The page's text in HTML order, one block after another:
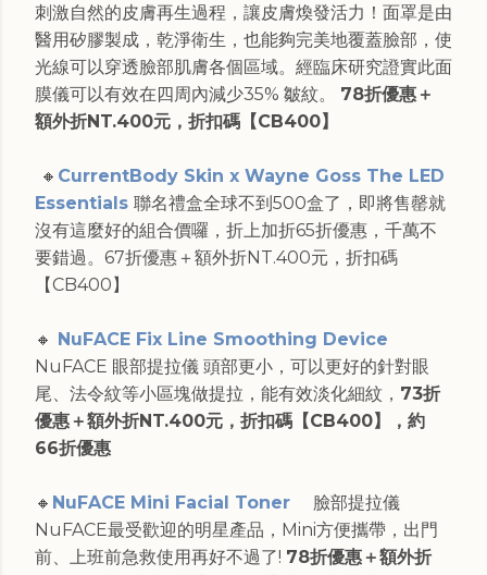
刺激自然的皮膚再生過程，讓皮膚煥發活力！面罩是由
醫用矽膠製成，乾淨衛生，也能夠完美地覆蓋臉部，使
光線可以穿透臉部肌膚各個區域。經臨床研究證實此面
膜儀可以有效在四周內減少35% 皺紋。 78折優惠＋
額外折NT.400元，折扣碼【CB400】
🔸 CurrentBody Skin x Wayne Goss The LED
Essentials 聯名禮盒全球不到500盒了，即將售罄就
沒有這麼好的組合價囉，折上加折65折優惠，千萬不
要錯過。67折優惠＋額外折NT.400元，折扣碼
【CB400】
🔸
NuFACE Fix Line Smoothing Device
NuFACE 眼部提拉儀 頭部更小，可以更好的針對眼
尾、法令紋等小區塊做提拉，能有效淡化細紋， 73折
優惠＋額外折NT.400元，折扣碼【CB400】，約
66折優惠
🔸 NuFACE Mini Facial Toner
臉部提拉儀
NuFACE最受歡迎的明星產品，Mini方便攜帶，出門
前、上班前急救使用再好不過了! 78折優惠＋額外折